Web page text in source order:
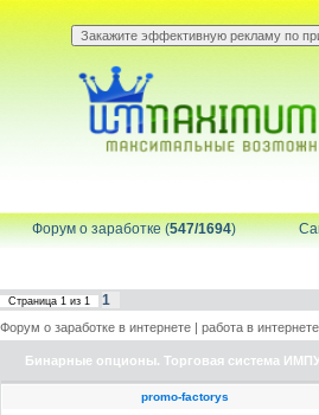
Форум о заработке (547/1694)
Страница 1 из 1 1
Форум о заработке в интернете | работа в интернете
Бинарные опционы. Торговая система
promo-factorys